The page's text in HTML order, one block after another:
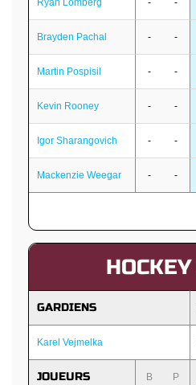
Ryan Lomberg - -
Brayden Pachal - -
Martin Pospisil - -
Kevin Rooney - -
Igor Sharangovich - -
Mackenzie Weegar - -
GARDIENS
Karel Vejmelka
JOUEURS B P